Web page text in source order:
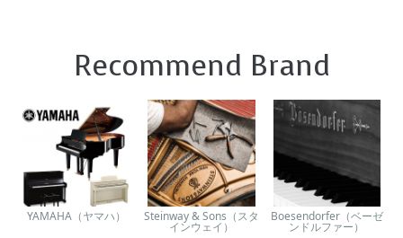
Recommend Brand
YAMAHA（ヤマハ） Steinway & Sons（スタ
インウェイ）
Boesendorfer（ベーゼ
ンドルファー）